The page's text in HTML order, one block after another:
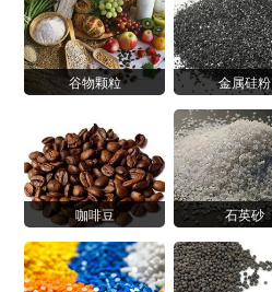
谷物颗粒 金属硅粉
咖啡豆 石英砂